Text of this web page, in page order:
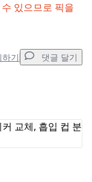
있으므로 픽을
기 댓글 달기